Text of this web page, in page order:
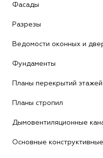
Фасады
Разрезы
Ведомости оконных и
Фундаменты
Планы перекрытий этажей
Планы стропил
Дымовентиляционные
Основные